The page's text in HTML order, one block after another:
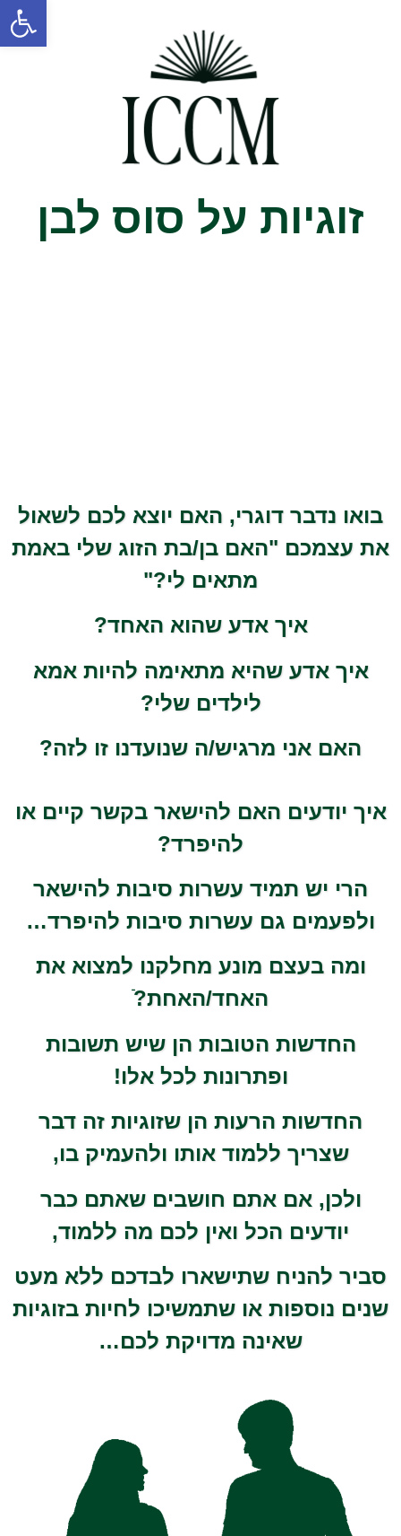
פתח
זוגיות על סוס לבן
בואו נדבר דוגרי, האם יוצא לכם לשאול
את עצמכם "האם בן/בת הזוג שלי באמת
מתאים לי?"
איך אדע שהוא האחד?
איך אדע שהיא מתאימה להיות אמא
לילדים שלי?
האם אני מרגיש/ה שנועדנו זו לזה?
איך יודעים האם להישאר בקשר קיים או
להיפרד?
הרי יש תמיד עשרות סיבות להישאר
ולפעמים גם עשרות סיבות להיפרד…
ומה בעצם מונע מחלקנו למצוא את
האחד/האחת?ֿ
החדשות הטובות הן שיש תשובות
ופתרונות לכל אלו!
החדשות הרעות הן שזוגיות זה דבר
שצריך ללמוד אותו ולהעמיק בו,
ולכן, אם אתם חושבים שאתם כבר
יודעים הכל ואין לכם מה ללמוד,
סביר להניח שתישארו לבדכם ללא מעט
שנים נוספות או שתמשיכו לחיות בזוגיות
שאינה מדויקת לכם…